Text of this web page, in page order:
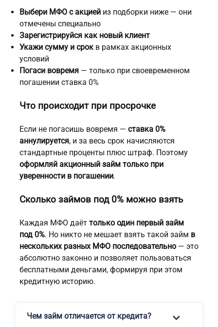
Выбери МФО с акцией из подборки ниже — они
отмечены специально
Зарегистрируйся как новый клиент
Укажи сумму и срокв рамках акционных
условий
Погаси вовремя — только при своевременном
погашении ставка 0%
Что происходит при просрочке
Если не погасишь вовремя — ставка 0%
аннулируется, и за весь срок начисляются
стандартные проценты плюс штраф. Поэтому
оформляй акционный займ только при
уверенности в погашении.
Сколько займов под 0% можно взять
Каждая МФО даёт только один первый займ
под 0%. Но никто не мешает взять такой займ в
нескольких разных МФО последовательно — это
абсолютно законно и позволяет пользоваться
бесплатными деньгами, формируя при этом
кредитную историю.
Чем займ отличается от кредита?